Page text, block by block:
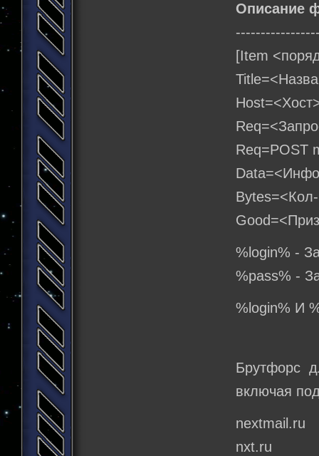
Описание
[Item
Req=POST
%login% -
%pass% -
%login% И
Брутфорс
включая
nextmail.ru
nxt.ru